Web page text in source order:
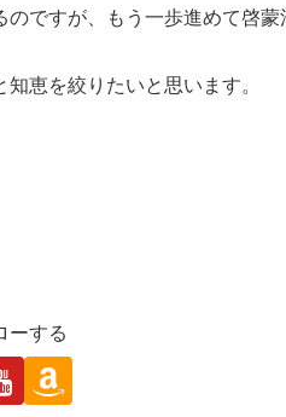
ですが、もう一歩進めて啓蒙
恵を絞りたいと思います。
ーする